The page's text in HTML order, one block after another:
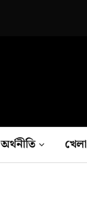
অর্থনীতি খেলা